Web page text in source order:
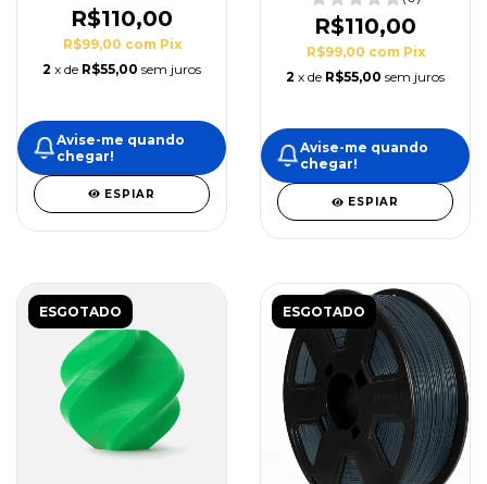
R$110,00
R$99,00 com Pix
2 x de R$55,00 sem juros
Avise-me quando
chegar!
ESPIAR
R$110,00
R$99,00 com Pix
2 x de R$55,00 sem juros
Avise-me quando
chegar!
ESPIAR
ESGOTADO ESGOTADO